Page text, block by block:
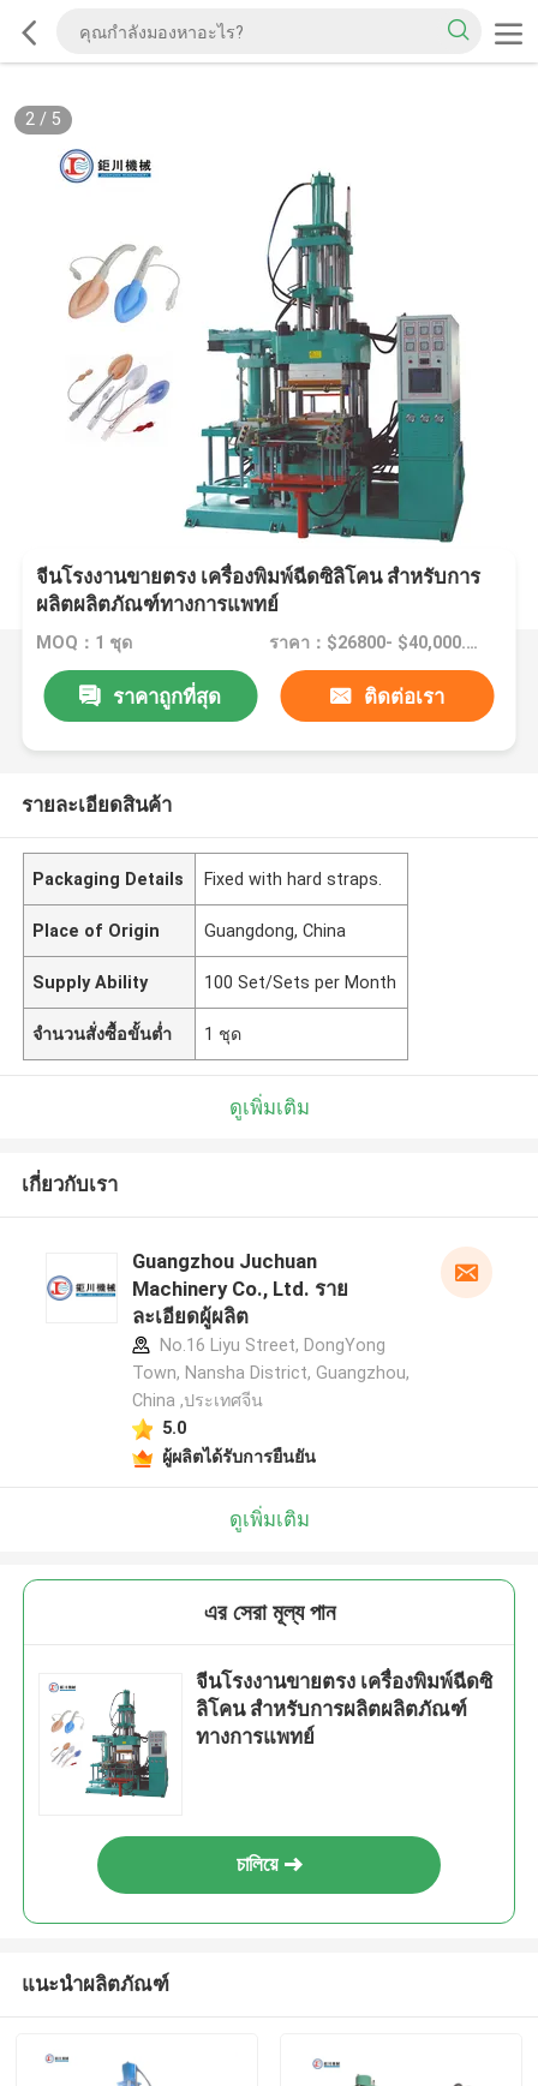
2/ 5
จีนโรงงานขายตรง เครื่องพิมพ์ฉีดซิลิโคน สําหรับการ
ผลิตผลิตภัณฑ์ทางการแพทย์
MOQ：1 ชุด ราคา：$26800- $40,000.00/sets >=1 sets
ราคาถูกที่สุด ติดต่อเรา
รายละเอียดสินค้า
Packaging Details Fixed with hard straps.
Place of Origin Guangdong, China
Supply Ability 100 Set/Sets per Month
จำนวนสั่งซื้อขั้นต่ำ 1 ชุด
ดูเพิ่มเติม
เกี่ยวกับเรา
Guangzhou Juchuan
Machinery Co., Ltd. ราย
ละเอียดผู้ผลิต
No.16 Liyu Street, DongYong
Town, Nansha District, Guangzhou,
China ,ประเทศจีน
5.0
ผู้ผลิตได้รับการยืนยัน
ดูเพิ่มเติม
এর সেরা মূল্য পান
จีนโรงงานขายตรง เครื่องพิมพ์ฉีดซิ
ลิโคน สําหรับการผลิตผลิตภัณฑ์
ทางการแพทย์
চালিয়ে
แนะนำผลิตภัณฑ์